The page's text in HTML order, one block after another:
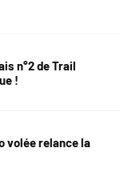
n°2 de Trail
!
volée relance la